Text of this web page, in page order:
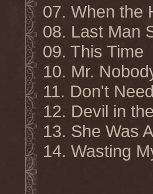
07. When the
08. Last Man
09. This Time
10. Mr.
11. Don't
12. Devil in
13. She Was
14. Wasting